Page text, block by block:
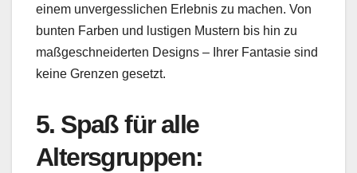
einem unvergesslichen Erlebnis zu machen. Von
bunten Farben und lustigen Mustern bis hin zu
maßgeschneiderten Designs – Ihrer Fantasie sind
keine Grenzen gesetzt.
5. Spaß für alle
Altersgruppen: